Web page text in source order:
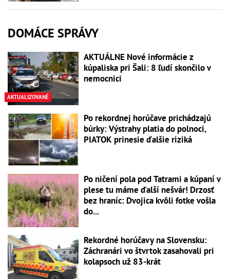
DOMÁCE SPRÁVY
AKTUALIZOVANÉ
AKTUÁLNE Nové informácie z
kúpaliska pri Šali: 8 ľudí skončilo v
nemocnici
Po rekordnej horúčave prichádzajú
búrky: Výstrahy platia do polnoci,
PIATOK prinesie ďalšie riziká
Po ničení pola pod Tatrami a kúpaní v
plese tu máme ďalší nešvár! Drzosť
bez hraníc: Dvojica kvôli fotke vošla
do...
Rekordné horúčavy na Slovensku:
Záchranári vo štvrtok zasahovali pri
kolapsoch už 83-krát